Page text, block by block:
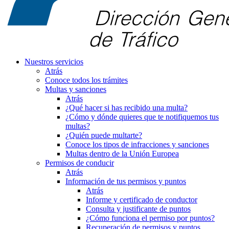
Nuestros servicios
Atrás
Conoce todos los trámites
Multas y sanciones
Atrás
¿Qué hacer si has recibido una multa?
¿Cómo y dónde quieres que te notifiquemos tus
multas?
¿Quién puede multarte?
Conoce los tipos de infracciones y sanciones
Multas dentro de la Unión Europea
Permisos de conducir
Atrás
Información de tus permisos y puntos
Atrás
Informe y certificado de conductor
Consulta y justificante de puntos
¿Cómo funciona el permiso por puntos?